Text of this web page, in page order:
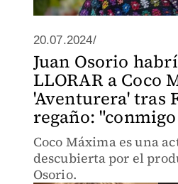
20.07.2024/
Juan Osorio
LLORAR a Coco
'Aventurera' tras
regaño:
Coco Máxima es una
descubierta por el
Osorio.